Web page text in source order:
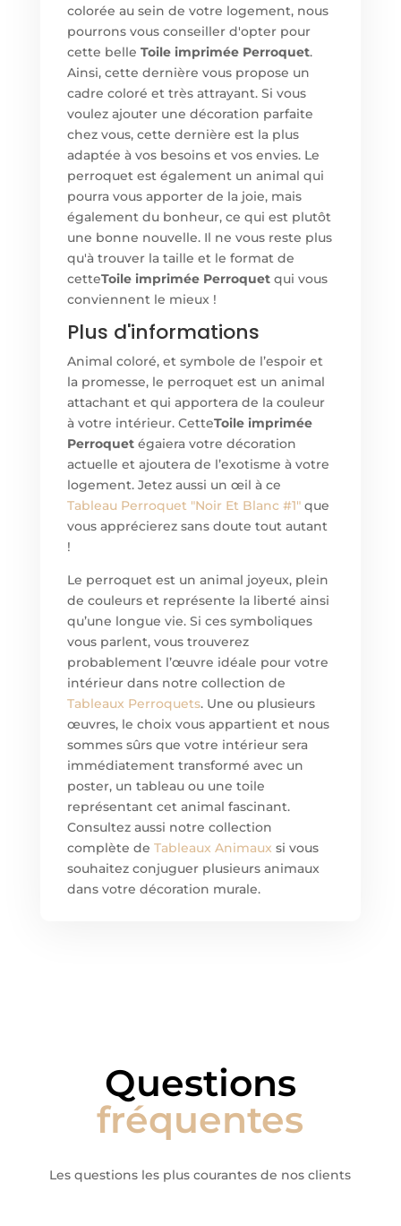
colorée au sein de votre logement, nous
pourrons vous conseiller d'opter pour
cette belle Toile imprimée Perroquet.
Ainsi, cette dernière vous propose un
cadre coloré et très attrayant. Si vous
voulez ajouter une décoration parfaite
chez vous, cette dernière est la plus
adaptée à vos besoins et vos envies. Le
perroquet est également un animal qui
pourra vous apporter de la joie, mais
également du bonheur, ce qui est plutôt
une bonne nouvelle. Il ne vous reste plus
qu'à trouver la taille et le format de
cetteToile imprimée Perroquet qui vous
conviennent le mieux !
Plus d'informations
Animal coloré, et symbole de l’espoir et
la promesse, le perroquet est un animal
attachant et qui apportera de la couleur
à votre intérieur. CetteToile imprimée
Perroquetégaiera votre décoration
actuelle et ajoutera de l’exotisme à votre
logement. Jetez aussi un œil à ce
Tableau Perroquet "Noir Et Blanc #1"que
vous apprécierez sans doute tout autant
!
Le perroquet est un animal joyeux, plein
de couleurs et représente la liberté ainsi
qu’une longue vie. Si ces symboliques
vous parlent, vous trouverez
probablement l’œuvre idéale pour votre
intérieur dans notre collection de
Tableaux Perroquets. Une ou plusieurs
œuvres, le choix vous appartient et nous
sommes sûrs que votre intérieur sera
immédiatement transformé avec un
poster, un tableau ou une toile
représentant cet animal fascinant.
Consultez aussi notre collection
complète de Tableaux Animaux si vous
souhaitez conjuguer plusieurs animaux
dans votre décoration murale.
Questions
fréquentes
Les questions les plus courantes de nos clients